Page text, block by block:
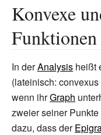
Konvexe
Funktionen
In derAnalysis heißt
(lateinisch:
wenn ihrGraph
zweier seiner
dazu, dass der